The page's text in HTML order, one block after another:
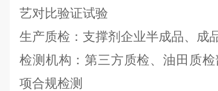
艺对比验证试验
生产质检：支撑剂企业半成品、成
检测机构：第三方质检、油田质
项合规检测